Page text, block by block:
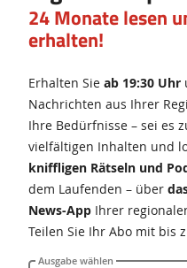
24 Monate lesen
erhalten!
Erhalten Sie ab 19:30 Uhr
Nachrichten aus Ihrer
Ihre Bedürfnisse – sei es
vielfältigen Inhalten und
kniffligen Rätseln und
dem Laufenden – über
News-App Ihrer
Teilen Sie Ihr Abo mit bis
Ausgabe wählen